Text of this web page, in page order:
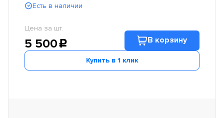
Есть в наличии
Цена за шт.
5 500c В корзину
Купить в 1 клик